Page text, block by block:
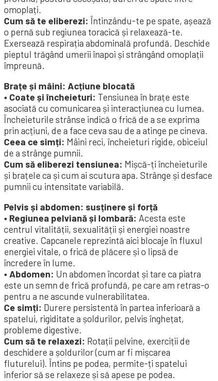
omoplați.
Cum să te eliberezi: Întinzându-te pe spate, așează
o pernă sub regiunea toracică și relaxează-te.
Exersează respirația abdominală profundă. Deschide
pieptul trăgând umerii înapoi și strângând omoplații
împreună.
Brațe și mâini: Acțiune blocată
• Coate și încheieturi: Tensiunea în brațe este
asociată cu comunicarea și interacțiunea cu lumea.
Încheieturile strânse indică o frică de a se exprima
prin acțiuni, de a face ceva sau de a atinge pe cineva.
Ceea ce simți: Mâini reci, încheieturi rigide, obiceiul
de a strânge pumnii.
Cum să eliberezi tensiunea: Mișcă-ți încheieturile
și brațele ca și cum ai scutura apa. Strânge și desface
pumnii cu intensitate variabilă.
Pelvis și abdomen: susținere și forță
• Regiunea pelviană și lombară: Acesta este
centrul vitalității, sexualității și energiei noastre
creative. Capcanele reprezintă aici blocaje în fluxul
energiei vitale, o frică de plăcere și o lipsă de
încredere în lume.
• Abdomen: Un abdomen încordat și tare ca piatra
este un semn de frică profundă, pe care am retras-o
pentru a ne ascunde vulnerabilitatea.
Ce simți: Durere persistentă în partea inferioară a
spatelui, rigiditate a șoldurilor, pelvis înghețat,
probleme digestive.
Cum să te relaxezi: Rotații pelvine, exerciții de
deschidere a șoldurilor (cum ar fi mișcarea
fluturelui). Întins pe podea, permite-ți spatelui
inferior să se relaxeze și să apese pe podea.